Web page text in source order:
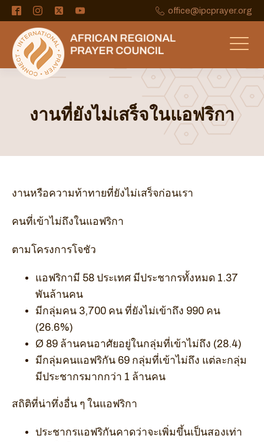
office@ipcprayer.org
งานที่ยังไม่เสร็จในแอฟริกา
งานหรือความท้าทายที่ยังไม่เสร็จก่อนเรา
คนที่เข้าไม่ถึงในแอฟริกา
ตามโครงการโจชัว
แอฟริกามี 58 ประเทศ มีประชากรทั้งหมด 1.37
พันล้านคน
มีกลุ่มคน 3,700 คน ที่ยังไม่เข้าถึง 990 คน
(26.6%)
Ø 89 ล้านคนอาศัยอยู่ในกลุ่มที่เข้าไม่ถึง (28.4)
มีกลุ่มคนแอฟริกัน 69 กลุ่มที่เข้าไม่ถึง แต่ละกลุ่ม
มีประชากรมากกว่า 1 ล้านคน
สถิติที่น่าทึ่งอื่น ๆ ในแอฟริกา
ประชากรแอฟริกันคาดว่าจะเพิ่มขึ้นเป็นสองเท่า